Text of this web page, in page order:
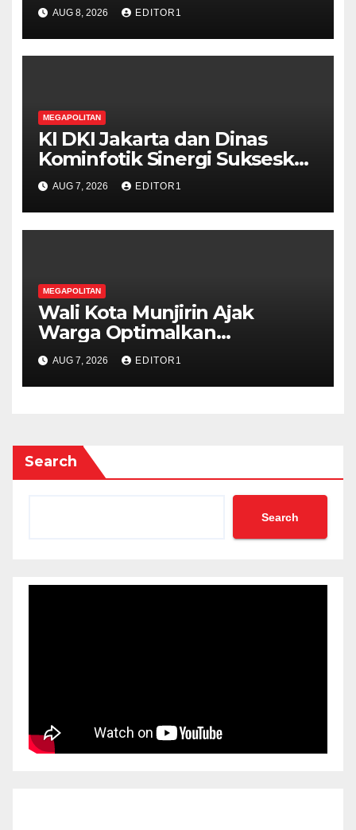
Internasional, Hibitren Jaktim
dan PCI Malaysia Teken MoU
AUG 8, 2026 EDITOR1
MEGAPOLITAN
KI DKI Jakarta dan Dinas
Kominfotik Sinergi Sukseskan
Kick Off E Monev
Keterbukaan Informasi
Publik untuk 1001 Badan
AUG 7, 2026 EDITOR1
MEGAPOLITAN
Wali Kota Munjirin Ajak
Warga Optimalkan
Pekarangan untuk Dukung
Ketahanan Pangan
AUG 7, 2026 EDITOR1
Search
Search